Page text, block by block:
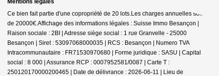
Ce bien fait partie d'une copropriété de 20 lots.Les charges annuelles sont
de 20000€. Affichage des informations légales : Suisse Immo Besançon |
Raison sociale : 2BI | Adresse siège social : 1 rue Granvelle - 25000
Besançon | Siret : 53097068000035 | RCS : Besançon | Numero TVA
Intracommunautaire : FR71530970680 | Forme juridique : SASU | Capital
social : 8 000 | Assurance RCP : 0007952581/0087 | Carte T :
250120170000200465 | Date de délivrance : 2026-06-11 | Lieu de